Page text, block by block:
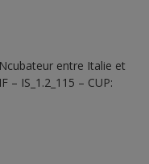
entre Italie et
– IS_1.2_115 – CUP: